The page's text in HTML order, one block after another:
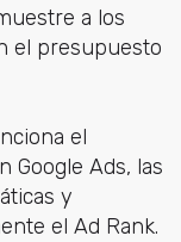
a los
el presupuesto
el
Google Ads, las
y
el Ad Rank.